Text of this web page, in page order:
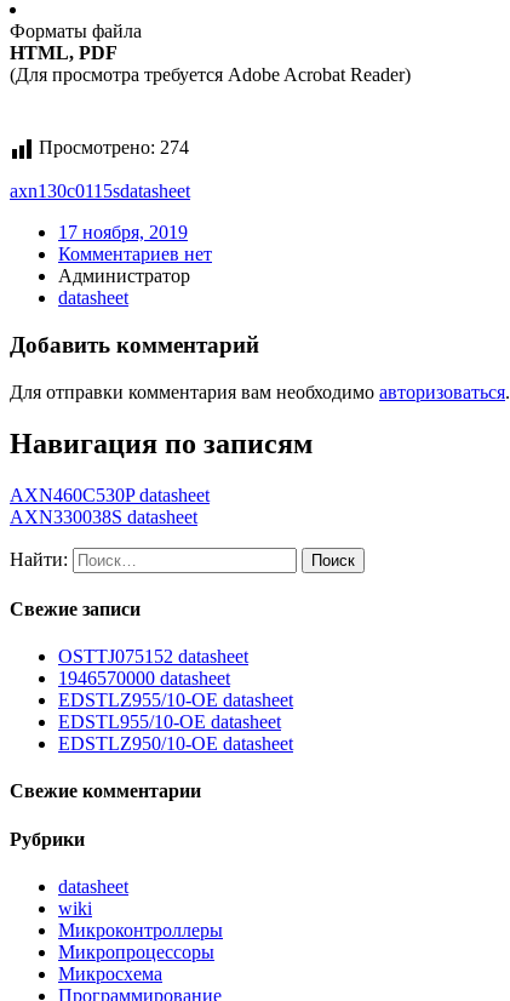
Форматы файла
HTML, PDF
(Для просмотра требуется Adobe Acrobat Reader)
Просмотрено: 274
axn130c0115sdatasheet
17 ноября, 2019
Комментариев нет
Администратор
datasheet
Добавить комментарий
Для отправки комментария вам необходимо авторизоваться.
Навигация по записям
AXN460C530P datasheet
AXN330038S datasheet
Найти:
Свежие записи
OSTTJ075152 datasheet
1946570000 datasheet
EDSTLZ955/10-OE datasheet
EDSTL955/10-OE datasheet
EDSTLZ950/10-OE datasheet
Свежие комментарии
Рубрики
datasheet
wiki
Микроконтроллеры
Микропроцессоры
Микросхема
Программирование